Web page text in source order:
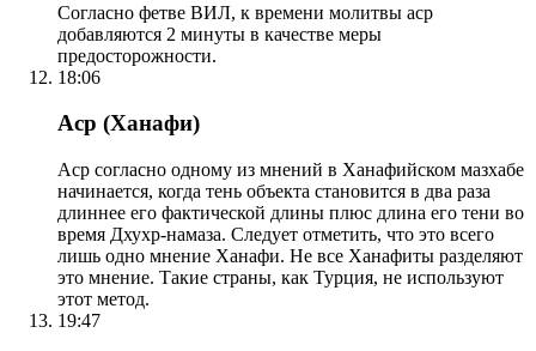
Согласно фетве ВИЛ, к времени молитвы аср
добавляются 2 минуты в качестве меры
предосторожности.
18:06
Аср (Ханафи)
Аср согласно одному из мнений в Ханафийском мазхабе
начинается, когда тень объекта становится в два раза
длиннее его фактической длины плюс длина его тени во
время Дхухр-намаза. Следует отметить, что это всего
лишь одно мнение Ханафи. Не все Ханафиты разделяют
это мнение. Такие страны, как Турция, не используют
этот метод.
19:47